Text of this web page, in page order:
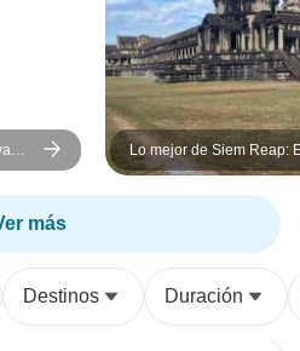
Lo mejor de Siem Reap:
Privada de 5 Días por
Selva y Pueblo Flotante
más
Destinos Duración